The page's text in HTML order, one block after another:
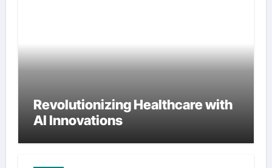
Revolutionizing Healthcare with
AI Innovations